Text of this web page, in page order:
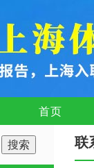
首页
联